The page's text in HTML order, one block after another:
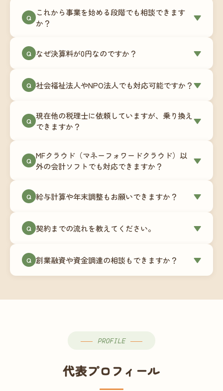
す。Zoomやチャットツールを使ったオンラインで
のやり取りが中心ですので、地域を問わずサポー
地域の事業者さまにご利用いただいています。
Q
これから事業を始める段階でも相談できます
か？
▼
180,000円〜）をご用意しています。事業計画の段
談にも対応しています。
Q なぜ決算料が0円なのですか？ ▼
次で進めています。そのため、決算時に追加の作
リプション型の料金体系を実現しています。年間
コストが事前にわかるので、資金繰りの見通しも
Q 社会福祉法人やNPO法人でも対応可能ですか？▼
は営利法人とは会計基準や監査要件が異なるた
め、別途お見積りとなります。まずはお気軽にご
Q 現在他の税理士に依頼していますが、乗り換え
できますか？
▼
ます。前任の税理士事務所との連携や、過去の帳
簿データの移行もお手伝いします。決算期のタイ
での変更も対応可能です。
Q MFクラウド（マネーフォワードクラウド）以
外の会計ソフトでも対応できますか？
▼
供しています。これから会計ソフトを導入される
します。freee・弥生会計等をご利用中の場合は、
Q 給与計算や年末調整もお願いできますか？ ▼
怠集計あり／5名まで）は月額15,000円〜、年末調
す。人数が増える場合は別途お見積りします。
Q 契約までの流れを教えてください。 ▼
（30〜60分）でご事業内容・ご要望のヒアリング
→ ③お見積り・ご契約 → ④MFクラウドの初期設
談から契約まで費用は発生しませんので、お気軽
Q 創業融資や資金調達の相談もできますか？ ▼
PROFILE
代表プロフィール